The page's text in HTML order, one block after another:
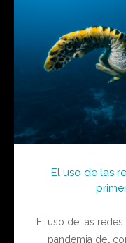
El uso de las
El uso de las
pandemia del